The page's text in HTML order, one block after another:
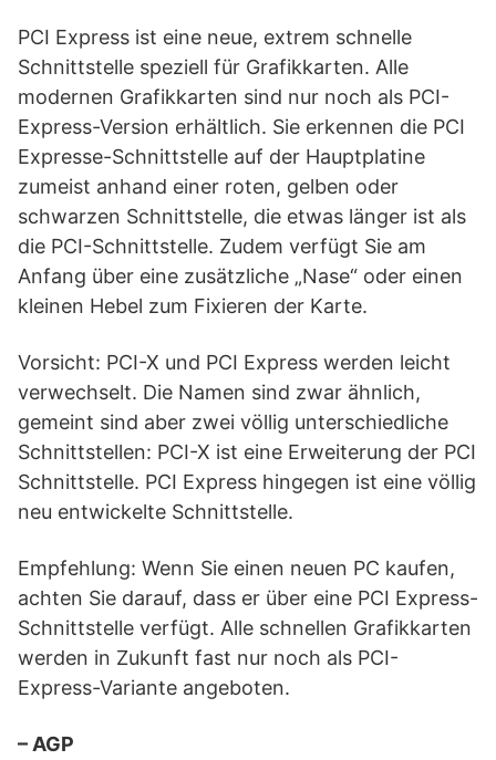
PCI Express ist eine neue, extrem schnelle
Schnittstelle speziell für Grafikkarten. Alle
modernen Grafikkarten sind nur noch als PCI-
Express-Version erhältlich. Sie erkennen die PCI
Expresse-Schnittstelle auf der Hauptplatine
zumeist anhand einer roten, gelben oder
schwarzen Schnittstelle, die etwas länger ist als
die PCI-Schnittstelle. Zudem verfügt Sie am
Anfang über eine zusätzliche „Nase“ oder einen
kleinen Hebel zum Fixieren der Karte.
Vorsicht: PCI-X und PCI Express werden leicht
verwechselt. Die Namen sind zwar ähnlich,
gemeint sind aber zwei völlig unterschiedliche
Schnittstellen: PCI-X ist eine Erweiterung der PCI
Schnittstelle. PCI Express hingegen ist eine völlig
neu entwickelte Schnittstelle.
Empfehlung: Wenn Sie einen neuen PC kaufen,
achten Sie darauf, dass er über eine PCI Express-
Schnittstelle verfügt. Alle schnellen Grafikkarten
werden in Zukunft fast nur noch als PCI-
Express-Variante angeboten.
– AGP